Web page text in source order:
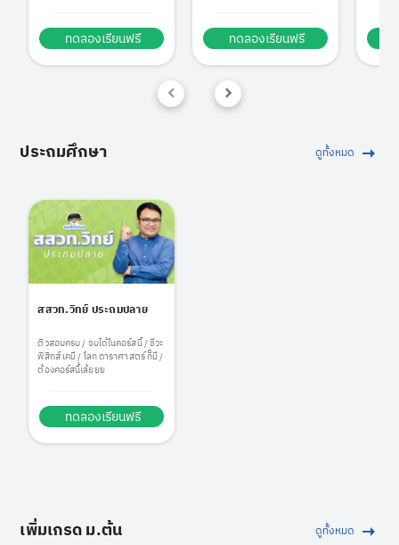
ทดลองเรียนฟรี ทดลองเรียนฟรี
ประถมศึกษา ดูทั้งหมด
สสวท.วิทย์ ประถมปลาย
ติวสอบครบ / จบได้ในคอร์สนี้ / ชีวะ
ฟิสิกส์ เคมี / โลก ดาราศาสตร์ ก็มี /
ต้องคอร์สนี้เล้ยยย
ทดลองเรียนฟรี
เพิ่มเกรด ม.ต้น ดูทั้งหมด